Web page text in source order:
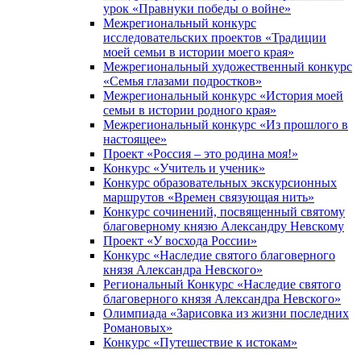
урок «Правнуки победы о войне»
Межрегиональный конкурс
исследовательских проектов «Традиции
моей семьи в истории моего края»
Межрегиональный художественный конкурс
«Семья глазами подростков»
Межрегиональный конкурс «История моей
семьи в истории родного края»
Межрегиональный конкурс «Из прошлого в
настоящее»
Проект «Россия – это родина моя!»
Конкурс «Учитель и ученик»
Конкурс образовательных экскурсионных
маршрутов «Времен связующая нить»
Конкурс сочинений, посвященный святому
благоверному князю Александру Невскому
Проект «У восхода России»
Конкурс «Наследие святого благоверного
князя Александра Невского»
Региональный Конкурс «Наследие святого
благоверного князя Александра Невского»
Олимпиада «Зарисовка из жизни последних
Романовых»
Конкурс «Путешествие к истокам»